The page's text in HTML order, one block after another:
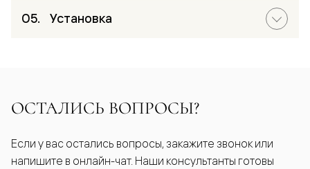
Установка
ОСТАЛИСЬ ВОПРОСЫ?
Если у вас остались вопросы, закажите звонок или
напишите в онлайн-чат. Наши консультанты готовы